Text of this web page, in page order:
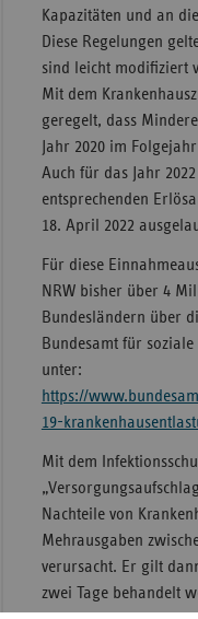
Kapazitäten und an
Diese Regelungen
sind leicht modifiziert
Mit dem
geregelt, dass
Jahr 2020 im
Auch für das Jahr
entsprechenden
18. April 2022
Für diese
NRW bisher über 4
Bundesländern über
Bundesamt für
unter:
https://
19-
Mit dem
Nachteile von
Mehrausgaben
verursacht. Er gilt
zwei Tage behandelt